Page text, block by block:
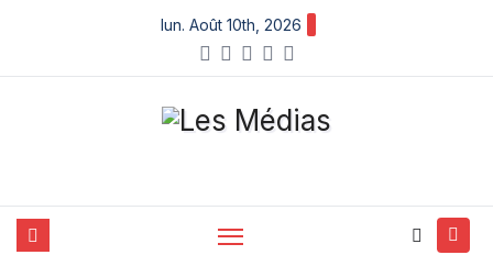
content
lun. Août 10th, 2026